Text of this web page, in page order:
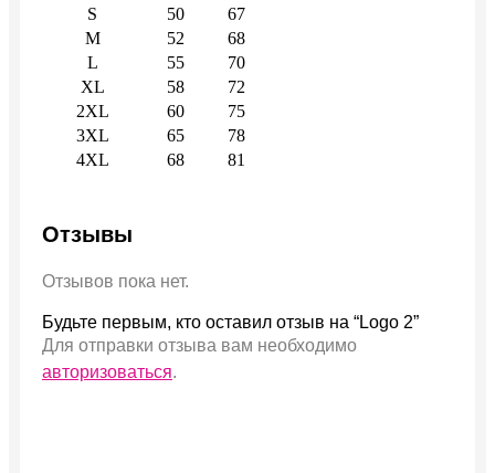
S
50
67
M
52
68
L
55
70
XL
58
72
2XL
60
75
3XL
65
78
4XL
68 81
Отзывы
Отзывов пока нет.
Будьте первым, кто оставил отзыв на “Logo 2”
Для отправки отзыва вам необходимо
авторизоваться.